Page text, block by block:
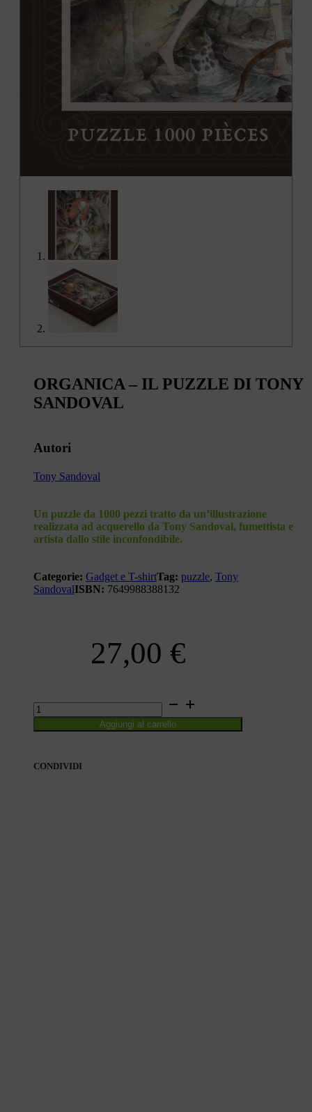
ORGANICA – IL PUZZLE DI TONY
SANDOVAL
Autori
Tony Sandoval
Un puzzle da 1000 pezzi tratto da un’illustrazione
realizzata ad acquerello da Tony Sandoval, fumettista e
artista dallo stile inconfondibile.
Categorie: Gadget e T-shirtTag: puzzle, Tony
SandovalISBN: 7649988388132
27,00 €
ORGANICA
-
TONY
Aggiungi al carrello
CONDIVIDI